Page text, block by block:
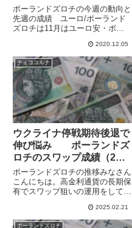
ポーランドズロチの今週の動向と
先週の成績 ユーロ/ポーランド
ズロチは11月はユーロ安・ポー
日には10月前回安値の4.45に並び
ましたが、その後押し戻されて
11月22日週は4.49で終了してい
ます。月末で小さな...
2020.12.05
チェココルナ
ウクライナ停戦期待後退で
伸び悩み ポーランドズ
ロチのスワップ成績（2月9
日週）
ポーランドズロチの推移みなさん
こんにちは。高金利通貨の長期保
有でスワップ狙いの運用をしてい
ロチとチェココルナは対ユーロで
とくに変動が小さく、新興国の高
2025.02.21
ポーランドズロチ